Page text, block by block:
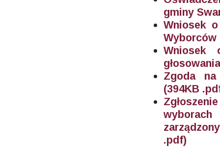
gminy
Wniosek
Wyborców
Wniosek
Zgoda na
(394KB
.pdf)